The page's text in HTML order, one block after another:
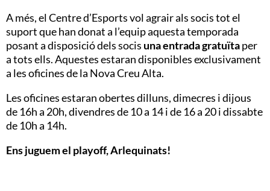
A més, el Centre d’Esports vol agrair als socis tot el
suport que han donat a l’equip aquesta temporada
posant a disposició dels socis una entrada gratuïtaper
a tots ells. Aquestes estaran disponibles exclusivament
a les oficines de la Nova Creu Alta.
Les oficines estaran obertes dilluns, dimecres i dijous
de 16h a 20h, divendres de 10 a 14 i de 16 a 20 i dissabte
de 10h a 14h.
Ens juguem el playoff, Arlequinats!